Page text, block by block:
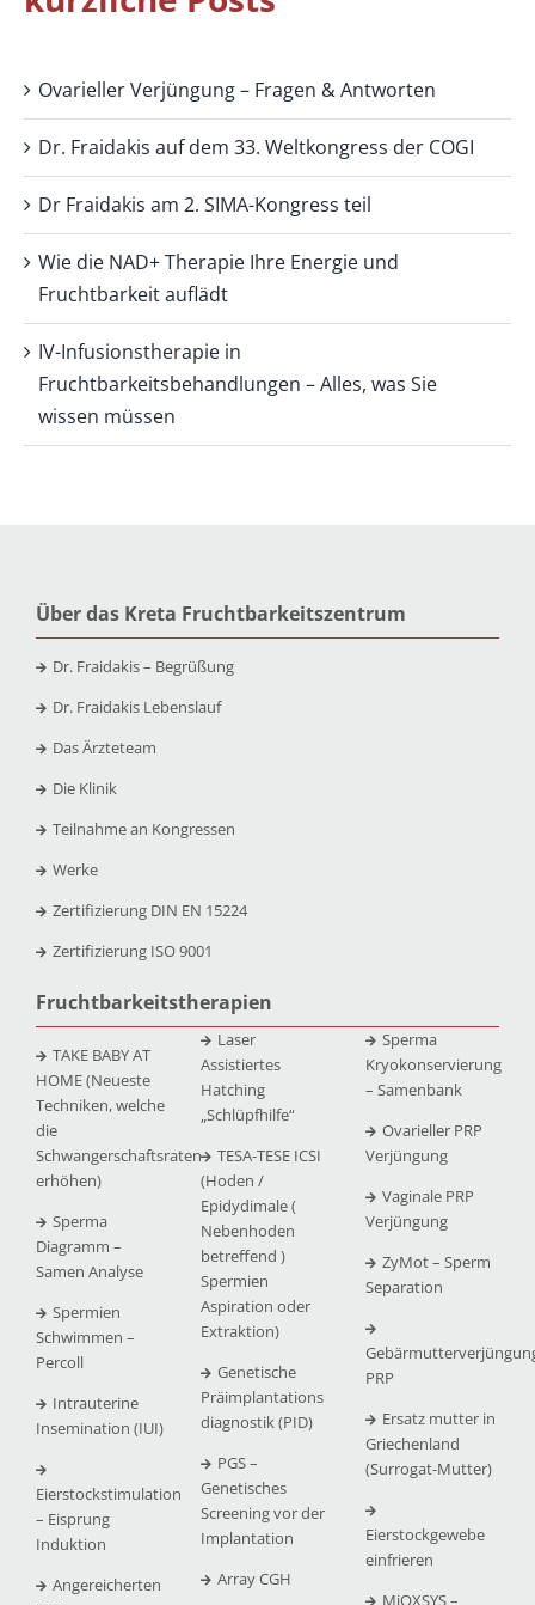
Ovarieller Verjüngung – Fragen & Antworten
Dr. Fraidakis auf dem 33. Weltkongress der COGI
Dr Fraidakis am 2. SIMA-Kongress teil
Wie die NAD+ Therapie Ihre Energie und
Fruchtbarkeit auflädt
IV-Infusionstherapie in
Fruchtbarkeitsbehandlungen – Alles, was Sie
wissen müssen
Über das Kreta Fruchtbarkeitszentrum
Dr. Fraidakis – Begrüßung
Dr. Fraidakis Lebenslauf
Das Ärzteteam
Die Klinik
Teilnahme an Kongressen
Werke
Zertifizierung DIN EN 15224
Zertifizierung ISO 9001
Fruchtbarkeitstherapien
TAKE BABY AT
HOME (Neueste
Techniken, welche
die
Schwangerschaftsraten
erhöhen)
Sperma
Diagramm –
Samen Analyse
Spermien
Schwimmen –
Percoll
Intrauterine
Insemination (IUI)
Eierstockstimulation
– Eisprung
Induktion
Angereicherten
Laser
Assistiertes
Hatching
„Schlüpfhilfe“
TESA-TESE ICSI
(Hoden /
Epidydimale (
Nebenhoden
betreffend )
Spermien
Aspiration oder
Extraktion)
Genetische
Präimplantations
diagnostik (PID)
PGS –
Genetisches
Screening vor der
Implantation
Array CGH
Sperma
Kryokonservierung
– Samenbank
Ovarieller PRP
Verjüngung
Vaginale PRP
Verjüngung
ZyMot – Sperm
Separation
PRP
Ersatz mutter in
Griechenland
(Surrogat-Mutter)
Eierstockgewebe
einfrieren
MiOXSYS –